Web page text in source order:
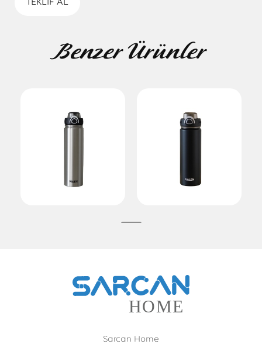
TEKLİF AL
Benzer Ürünler
Sarcan Home